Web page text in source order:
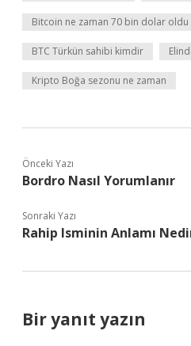
Bitcoin ne zaman 70 bin dolar oldu
BTC Türkün sahibi kimdir
Kripto Boğa sezonu ne zaman
Önceki Yazı
Bordro Nasıl Yorumlanır
Sonraki Yazı
Rahip Isminin Anlamı
Bir yanıt yazın